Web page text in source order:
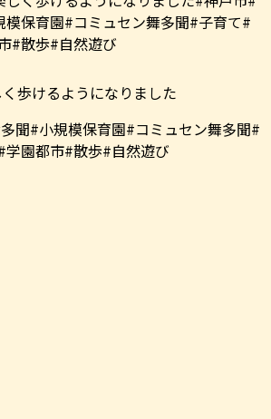
歩けるようになりました
聞#小規模保育園#コミュセン舞多聞#
園都市#散歩#自然遊び